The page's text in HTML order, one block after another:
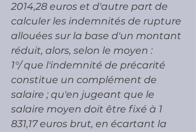
2014,28 euros et d'autre part de
calculer les indemnités de rupture
allouées sur la base d'un montant
réduit, alors, selon le moyen :
1°/ que l'indemnité de précarité
constitue un complément de
salaire ; qu'en jugeant que le
salaire moyen doit être fixé à 1
831,17 euros brut, en écartant la